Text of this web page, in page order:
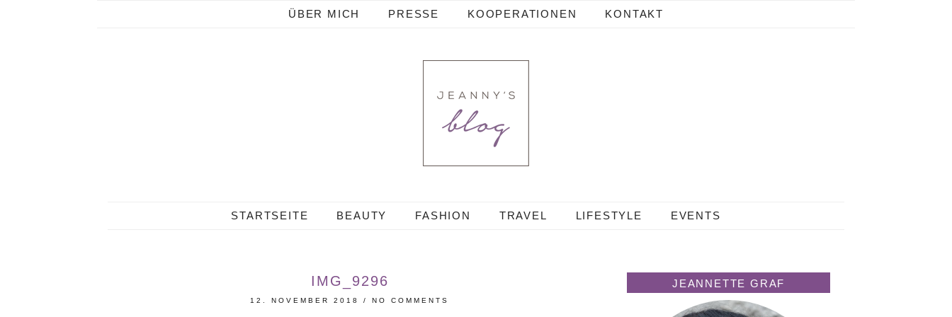
ÜBER MICH PRESSE KOOPERATIONEN KONTAKT
STARTSEITE BEAUTY FASHION TRAVEL LIFESTYLE EVENTS
IMG_9296
12. NOVEMBER 2018 /NO COMMENTS
JEANNETTE GRAF